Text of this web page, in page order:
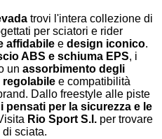
trovi l'intera collezione di
per sciatori e rider
affidabile e design iconico.
ABS e schiuma EPS, i
un assorbimento degli
regolabile e compatibilità
Dallo freestyle alle piste
pensati per la sicurezza e le
Rio Sport S.l. per trovare
sciata.